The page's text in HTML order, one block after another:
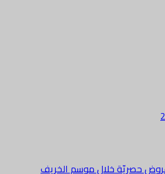
عروض حصريّة خلال موسم الخريف